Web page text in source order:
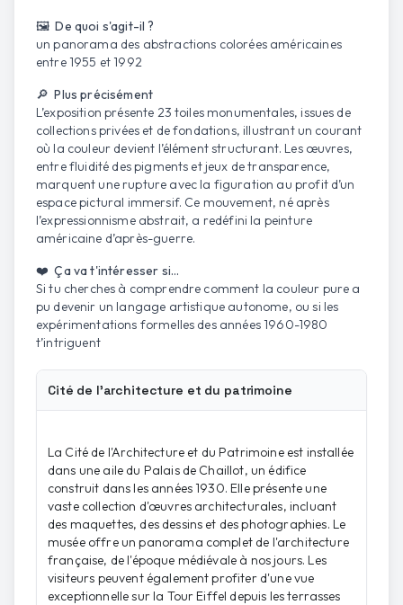
🖼️ De quoi s'agit-il ?
un panorama des abstractions colorées américaines
entre 1955 et 1992
🔎 Plus précisément
L’exposition présente 23 toiles monumentales, issues de
collections privées et de fondations, illustrant un courant
où la couleur devient l’élément structurant. Les œuvres,
entre fluidité des pigments et jeux de transparence,
marquent une rupture avec la figuration au profit d’un
espace pictural immersif. Ce mouvement, né après
l’expressionnisme abstrait, a redéfini la peinture
américaine d’après-guerre.
❤️ Ça va t'intéresser si...
Si tu cherches à comprendre comment la couleur pure a
pu devenir un langage artistique autonome, ou si les
expérimentations formelles des années 1960-1980
t’intriguent
Cité de l'architecture et du patrimoine
La Cité de l'Architecture et du Patrimoine est installée
dans une aile du Palais de Chaillot, un édifice
construit dans les années 1930. Elle présente une
vaste collection d'œuvres architecturales, incluant
des maquettes, des dessins et des photographies. Le
musée offre un panorama complet de l'architecture
française, de l'époque médiévale à nos jours. Les
visiteurs peuvent également profiter d'une vue
exceptionnelle sur la Tour Eiffel depuis les terrasses